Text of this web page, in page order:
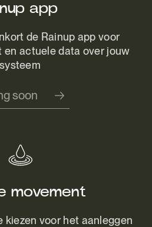
app
de Rainup app voor
actuele data over jouw
systeem
soon
movement
kiezen voor het aanleggen